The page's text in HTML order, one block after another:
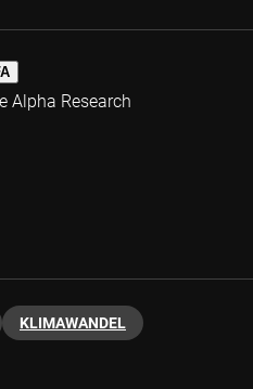
Alpha Research
KLIMAWANDEL